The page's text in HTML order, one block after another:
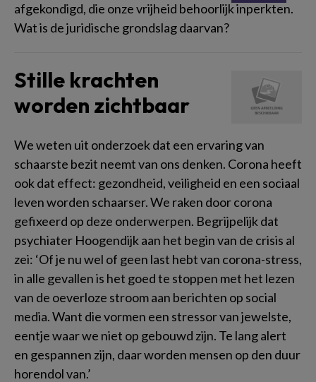
afgekondigd, die onze vrijheid behoorlijk inperkten.
Wat is de juridische grondslag daarvan?
Stille krachten
worden zichtbaar
We weten uit onderzoek dat een ervaring van
schaarste bezit neemt van ons denken. Corona heeft
ook dat effect: gezondheid, veiligheid en een sociaal
leven worden schaarser. We raken door corona
gefixeerd op deze onderwerpen. Begrijpelijk dat
psychiater Hoogendijk aan het begin van de crisis al
zei: ‘Of je nu wel of geen last hebt van corona-stress,
in alle gevallen is het goed te stoppen met het lezen
van de oeverloze stroom aan berichten op social
media. Want die vormen een stressor van jewelste,
eentje waar we niet op gebouwd zijn. Te lang alert
en gespannen zijn, daar worden mensen op den duur
horendol van.’